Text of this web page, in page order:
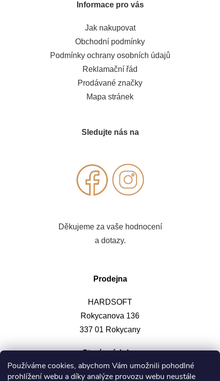
Používáme cookies, abychom Vám umožnili pohodlné
prohlížení webu a díky analýze provozu webu neustále
Informace pro vás
Jak nakupovat
Obchodní podmínky
Podmínky ochrany osobních údajů
Reklamační řád
Prodávané značky
Mapa stránek
Sledujte nás na
Děkujeme za vaše hodnocení
a dotazy.
Prodejna
HARDSOFT
Rokycanova 136
337 01 Rokycany
Otevírací doba: